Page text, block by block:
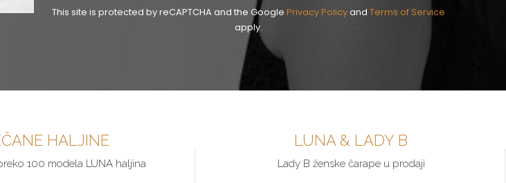
This site is protected by reCAPTCHA and the Google Privacy Policyand Terms of Service
apply.
HALJINE
100 modela LUNA haljina
LUNA & LADY B
Lady B ženske čarape u prodaji